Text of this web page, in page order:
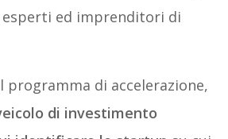
ed imprenditori di
programma di accelerazione,
di investimento